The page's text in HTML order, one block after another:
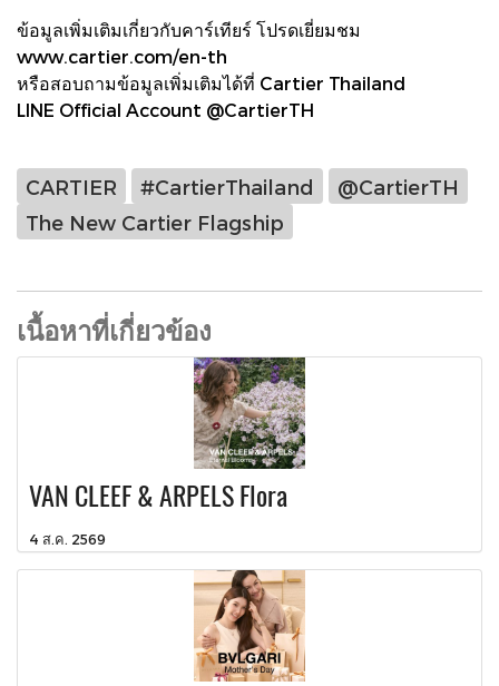
ข้อมูลเพิ่มเติมเกี่ยวกับคาร์เทียร์ โปรดเยี่ยมชม
www.cartier.com/en-th
หรือสอบถามข้อมูลเพิ่มเติมได้ที่ Cartier Thailand
LINE Official Account @CartierTH
CARTIER #CartierThailand
@CartierTH
The New Cartier Flagship
เนื้อหาที่เกี่ยวข้อง
VAN CLEEF & ARPELS Flora
4 ส.ค. 2569